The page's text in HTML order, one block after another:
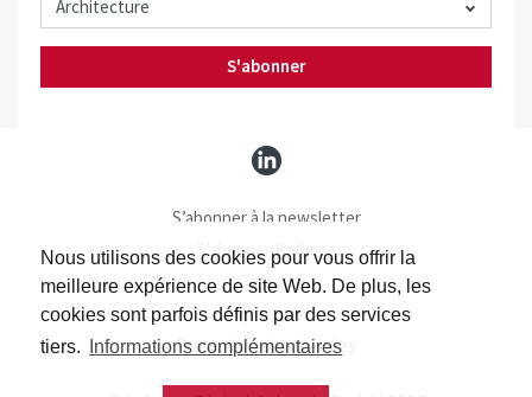
Nous utilisons des cookies pour vous offrir la
meilleure expérience de site Web. De plus, les
cookies sont parfois définis par des services
tiers.
Informations complémentaires
S'abonner
S’abonner à la newsletter
S’abonner Batimag
Contact
Impressum
Protection des données